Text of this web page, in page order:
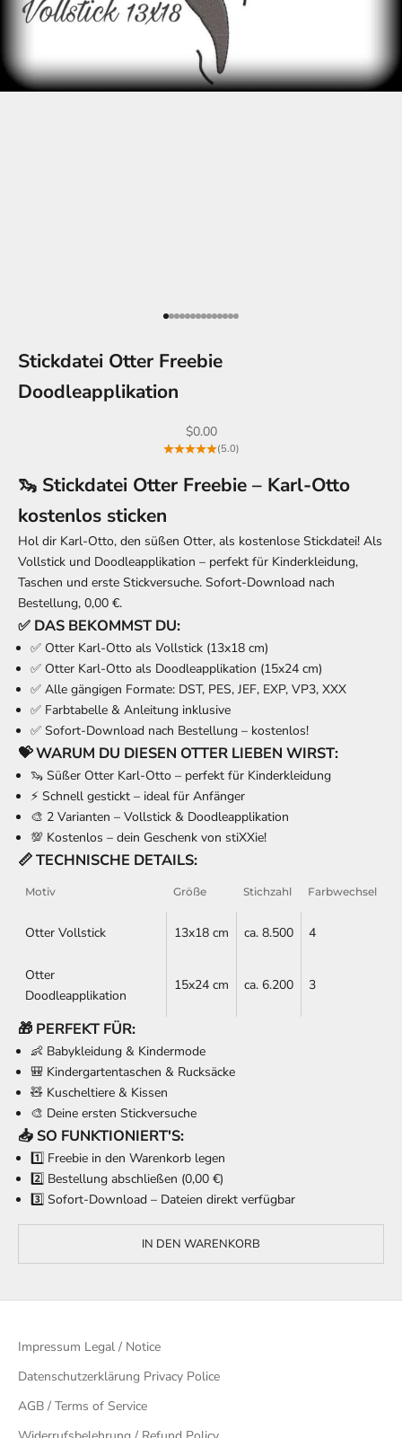
Gehe zu Element 1
Gehe zu Element 2
Gehe zu Element 3
Gehe zu Element 4
Gehe zu Element 5
Gehe zu Element 6
Gehe zu Element 7
Gehe zu Element 8
Gehe zu Element 9
Gehe zu Element 10
Gehe zu Element 11
Gehe zu Element 12
Gehe zu Element 13
Gehe zu Element 14
Stickdatei Otter Freebie
Doodleapplikation
Angebot
$0.00
(5.0)
🦦 Stickdatei Otter Freebie – Karl-Otto
kostenlos sticken
Hol dir Karl-Otto, den süßen Otter, als kostenlose Stickdatei! Als
Vollstick und Doodleapplikation – perfekt für Kinderkleidung,
Taschen und erste Stickversuche. Sofort-Download nach
Bestellung, 0,00 €.
✅ DAS BEKOMMST DU:
✅ Otter Karl-Otto als Vollstick (13x18 cm)
✅ Otter Karl-Otto als Doodleapplikation (15x24 cm)
✅ Alle gängigen Formate: DST, PES, JEF, EXP, VP3, XXX
✅ Farbtabelle & Anleitung inklusive
✅ Sofort-Download nach Bestellung – kostenlos!
💝 WARUM DU DIESEN OTTER LIEBEN WIRST:
🦦 Süßer Otter Karl-Otto – perfekt für Kinderkleidung
⚡ Schnell gestickt – ideal für Anfänger
🎨 2 Varianten – Vollstick & Doodleapplikation
💯 Kostenlos – dein Geschenk von stiXXie!
📏 TECHNISCHE DETAILS:
Motiv Größe Stichzahl Farbwechsel
Otter Vollstick 13x18 cm ca. 8.500 4
Otter
Doodleapplikation
15x24 cm ca. 6.200 3
🎁 PERFEKT FÜR:
👶 Babykleidung & Kindermode
🎒 Kindergartentaschen & Rucksäcke
🧸 Kuscheltiere & Kissen
🎨 Deine ersten Stickversuche
📥 SO FUNKTIONIERT'S:
1️⃣ Freebie in den Warenkorb legen
2️⃣ Bestellung abschließen (0,00 €)
3️⃣ Sofort-Download – Dateien direkt verfügbar
IN DEN WARENKORB
Impressum Legal / Notice
Datenschutzerklärung Privacy Police
AGB / Terms of Service